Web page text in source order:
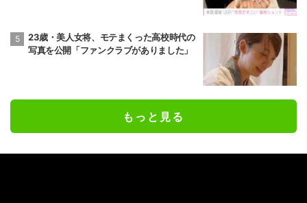
23歳・美人女将、モテまくった高校時代の
写真を公開「ファンクラブがありました」
もっと見る